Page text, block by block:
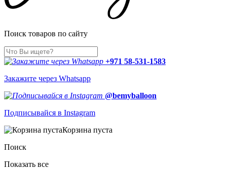
Поиск товаров по сайту
+971 58-531-1583
Закажите через Whatsapp
@bemyballoon
Подписывайся в Instagram
Корзина пуста
Поиск
Показать все